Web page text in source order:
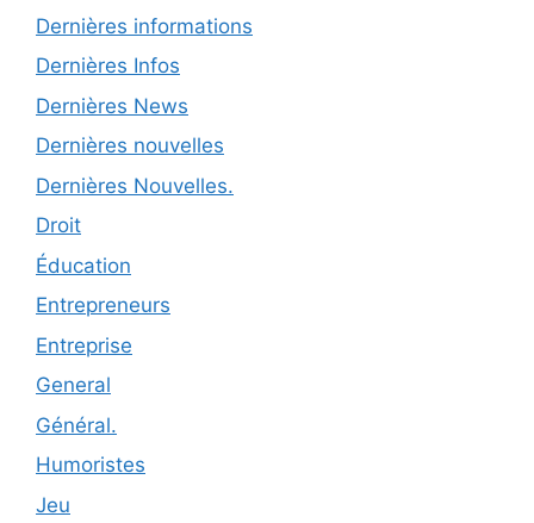
Dernières informations
Dernières Infos
Dernières News
Dernières nouvelles
Dernières Nouvelles.
Droit
Éducation
Entrepreneurs
Entreprise
General
Général.
Humoristes
Jeu